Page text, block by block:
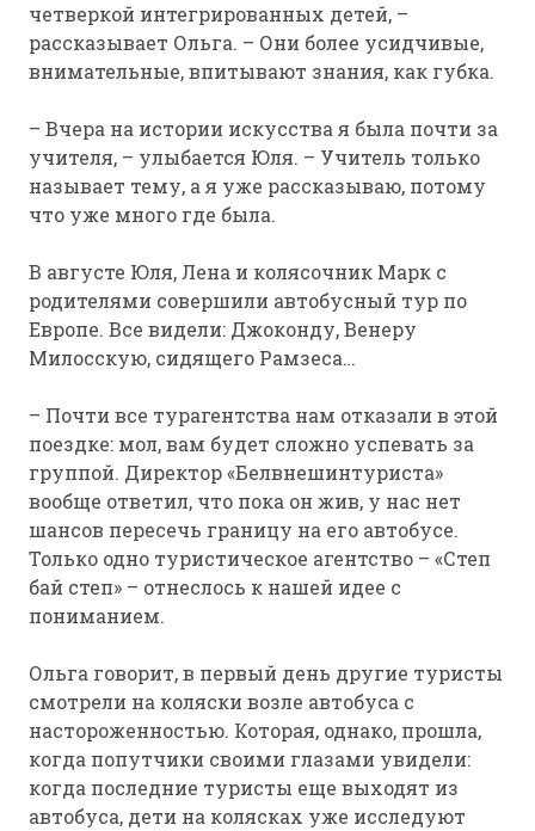
четверкой интегрированных детей, –
рассказывает Ольга. – Они более усидчивые,
внимательные, впитывают знания, как губка.
– Вчера на истории искусства я была почти за
учителя, – улыбается Юля. – Учитель только
называет тему, а я уже рассказываю, потому
что уже много где была.
В августе Юля, Лена и колясочник Марк с
родителями совершили автобусный тур по
Европе. Все видели: Джоконду, Венеру
Милосскую, сидящего Рамзеса…
– Почти все турагентства нам отказали в этой
поездке: мол, вам будет сложно успевать за
группой. Директор «Белвнешинтуриста»
вообще ответил, что пока он жив, у нас нет
шансов пересечь границу на его автобусе.
Только одно туристическое агентство – «Степ
бай степ» – отнеслось к нашей идее с
пониманием.
Ольга говорит, в первый день другие туристы
смотрели на коляски возле автобуса с
настороженностью. Которая, однако, прошла,
когда попутчики своими глазами увидели:
когда последние туристы еще выходят из
автобуса, дети на колясках уже исследуют